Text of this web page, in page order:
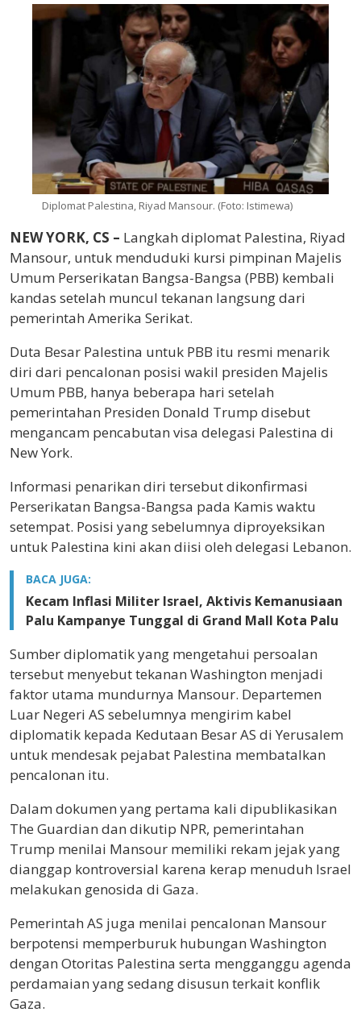
Diplomat Palestina, Riyad Mansour. (Foto: Istimewa)
NEW YORK, CS – Langkah diplomat Palestina, Riyad
Mansour, untuk menduduki kursi pimpinan Majelis
Umum Perserikatan Bangsa-Bangsa (PBB) kembali
kandas setelah muncul tekanan langsung dari
pemerintah Amerika Serikat.
Duta Besar Palestina untuk PBB itu resmi menarik
diri dari pencalonan posisi wakil presiden Majelis
Umum PBB, hanya beberapa hari setelah
pemerintahan Presiden Donald Trump disebut
mengancam pencabutan visa delegasi Palestina di
New York.
Informasi penarikan diri tersebut dikonfirmasi
Perserikatan Bangsa-Bangsa pada Kamis waktu
setempat. Posisi yang sebelumnya diproyeksikan
untuk Palestina kini akan diisi oleh delegasi Lebanon.
BACA JUGA:
Kecam Inflasi Militer Israel, Aktivis Kemanusiaan
Palu Kampanye Tunggal di Grand Mall Kota Palu
Sumber diplomatik yang mengetahui persoalan
tersebut menyebut tekanan Washington menjadi
faktor utama mundurnya Mansour. Departemen
Luar Negeri AS sebelumnya mengirim kabel
diplomatik kepada Kedutaan Besar AS di Yerusalem
untuk mendesak pejabat Palestina membatalkan
pencalonan itu.
Dalam dokumen yang pertama kali dipublikasikan
The Guardian dan dikutip NPR, pemerintahan
Trump menilai Mansour memiliki rekam jejak yang
dianggap kontroversial karena kerap menuduh Israel
melakukan genosida di Gaza.
Pemerintah AS juga menilai pencalonan Mansour
berpotensi memperburuk hubungan Washington
dengan Otoritas Palestina serta mengganggu agenda
perdamaian yang sedang disusun terkait konflik
Gaza.